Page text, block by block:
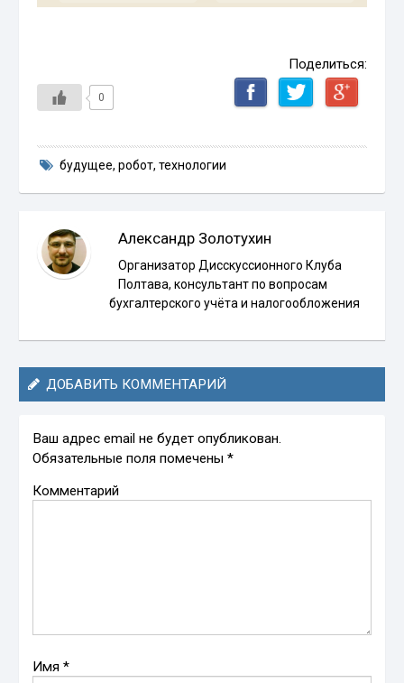
Поделиться:
0
будущее, робот, технологии
Александр Золотухин
Организатор Дисскуссионного Клуба
Полтава, консультант по вопросам
бухгалтерского учёта и налогообложения
ДОБАВИТЬ КОММЕНТАРИЙ
Ваш адрес email не будет опубликован.
Обязательные поля помечены*
Комментарий
Имя*